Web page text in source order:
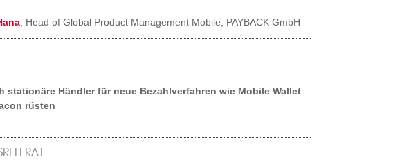
, Head of Global Product Management Mobile, PAYBACK GmbH
stationäre Händler für neue Bezahlverfahren wie Mobile Wallet
rüsten